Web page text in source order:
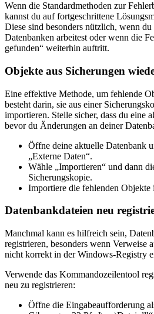
Wenn die Standardmethoden zur
kannst du auf fortgeschrittene
Diese sind besonders nützlich, wenn
Datenbanken arbeitest oder wenn die
gefunden“ weiterhin auftritt.
Objekte aus Sicherungen
Eine effektive Methode, um fehlende
besteht darin, sie aus einer
importieren. Stelle sicher, dass du eine
bevor du Änderungen an deiner
Öffne deine aktuelle Datenbank
„Externe Daten“.
Wähle „Importieren“ und dann
Sicherungskopie.
Importiere die fehlenden Objekte
Datenbankdateien neu
Manchmal kann es hilfreich sein,
registrieren, besonders wenn Verweise
nicht korrekt in der Windows-Registry
Verwende das Kommandozeilentool
neu zu registrieren:
Öffne die Eingabeaufforderung